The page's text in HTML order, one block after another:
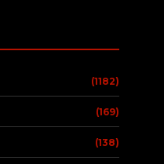
(1182)
(169)
(138)